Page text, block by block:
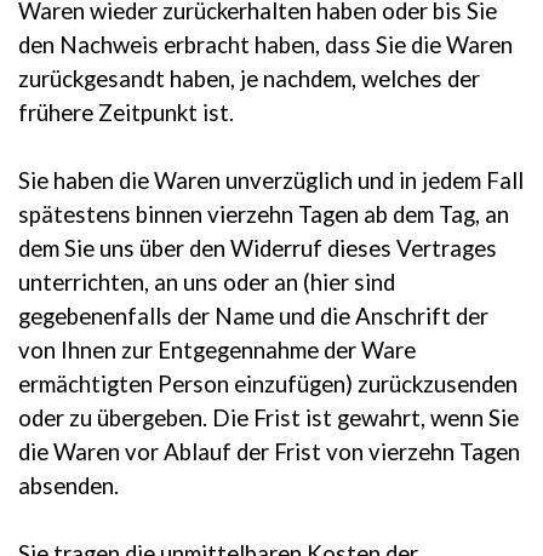
Waren wieder zurückerhalten haben oder bis Sie
den Nachweis erbracht haben, dass Sie die Waren
zurückgesandt haben, je nachdem, welches der
frühere Zeitpunkt ist.
Sie haben die Waren unverzüglich und in jedem Fall
spätestens binnen vierzehn Tagen ab dem Tag, an
dem Sie uns über den Widerruf dieses Vertrages
unterrichten, an uns oder an (hier sind
gegebenenfalls der Name und die Anschrift der
von Ihnen zur Entgegennahme der Ware
ermächtigten Person einzufügen) zurückzusenden
oder zu übergeben. Die Frist ist gewahrt, wenn Sie
die Waren vor Ablauf der Frist von vierzehn Tagen
absenden.